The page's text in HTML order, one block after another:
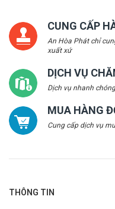
CUNG CẤP
An Hòa Phát chỉ
xuất xứ
DỊCH VỤ
Dịch vụ nhanh
MUA HÀNG
Cung cấp dịch vụ
THÔNG TIN